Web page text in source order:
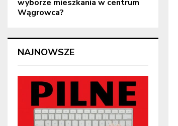
wyborze mieszkania w centrum
Wągrowca?
NAJNOWSZE